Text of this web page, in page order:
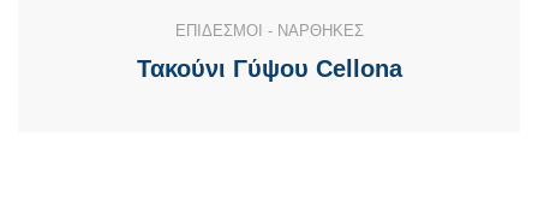
ΕΠΙΔΕΣΜΟΙ - ΝΑΡΘΗΚΕΣ
Τακούνι Γύψου Cellona